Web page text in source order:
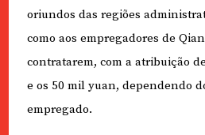
oriundos das regiões
como aos empregadores de
contratarem, com a atribuição
e os 50 mil yuan, dependendo
empregado.